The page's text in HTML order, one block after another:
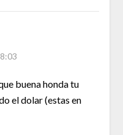
buena honda tu
el dolar (estas en